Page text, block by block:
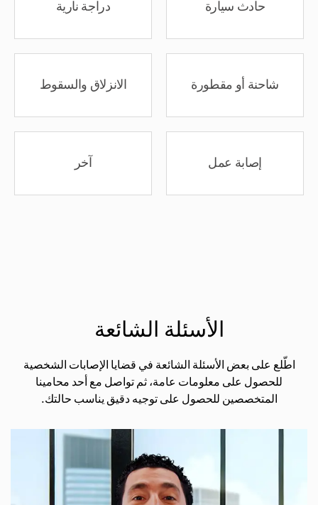
حادث سيارة دراجة نارية
شاحنة أو مقطورة الانزلاق والسقوط
إصابة عمل آخر
الأسئلة الشائعة
اطّلع على بعض الأسئلة الشائعة في قضايا الإصابات الشخصية
للحصول على معلومات عامة، ثم تواصل مع أحد محامينا
المتخصصين للحصول على توجيه دقيق يناسب حالتك.